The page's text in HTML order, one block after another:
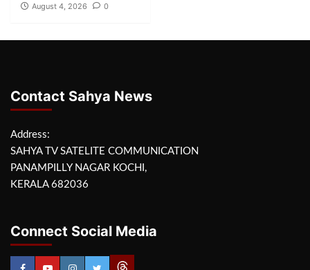
August 4, 2026 0
Contact Sahya News
Address:
SAHYA TV SATELITE COMMUNICATION
PANAMPILLY NAGAR KOCHI,
KERALA 682036
Connect Social Media